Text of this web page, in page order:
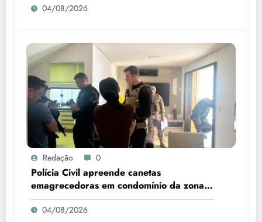
04/08/2026
Redação 0
Polícia Civil apreende canetas
emagrecedoras em condomínio da zona
Leste de Teresina
04/08/2026